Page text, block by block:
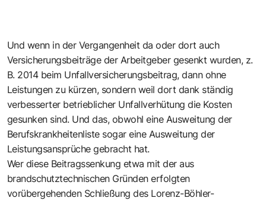
Und wenn in der Vergangenheit da oder dort auch
Versicherungsbeiträge der Arbeitgeber gesenkt wurden, z.
B. 2014 beim Unfallversicherungsbeitrag, dann ohne
Leistungen zu kürzen, sondern weil dort dank ständig
verbesserter betrieblicher Unfallverhütung die Kosten
gesunken sind. Und das, obwohl eine Ausweitung der
Berufskrankheitenliste sogar eine Ausweitung der
Leistungsansprüche gebracht hat.
Wer diese Beitragssenkung etwa mit der aus
brandschutztechnischen Gründen erfolgten
vorübergehenden Schließung des Lorenz-Böhler-